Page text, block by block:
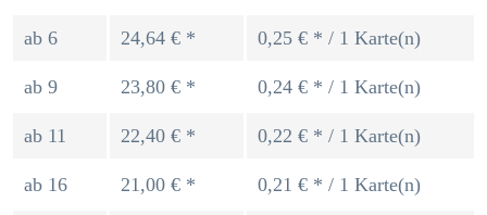
ab 6 24,64 € * 0,25 € * / 1 Karte(n)
ab 9 23,80 € * 0,24 € * / 1 Karte(n)
ab 11 22,40 € * 0,22 € * / 1 Karte(n)
ab 16 21,00 € * 0,21 € * / 1 Karte(n)